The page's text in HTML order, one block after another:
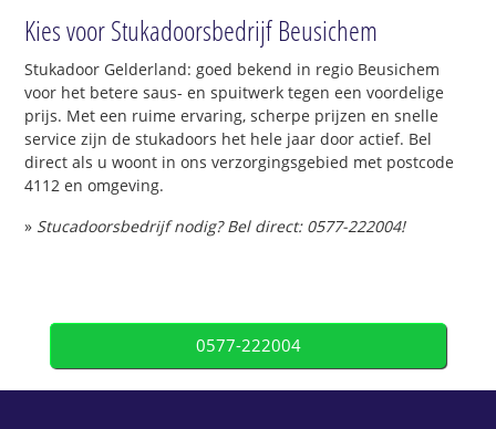
Kies voor Stukadoorsbedrijf Beusichem
Stukadoor Gelderland: goed bekend in regio Beusichem
voor het betere saus- en spuitwerk tegen een voordelige
prijs. Met een ruime ervaring, scherpe prijzen en snelle
service zijn de stukadoors het hele jaar door actief. Bel
direct als u woont in ons verzorgingsgebied met postcode
4112 en omgeving.
» Stucadoorsbedrijf nodig? Bel direct: 0577-222004!
0577-222004